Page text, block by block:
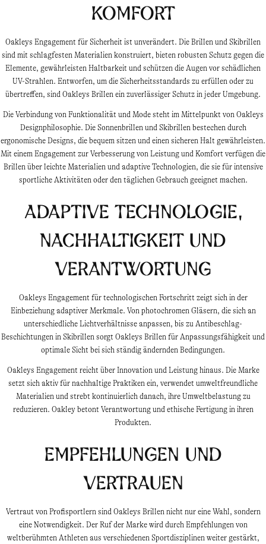
Komfort
Oakleys Engagement für Sicherheit ist unverändert. Die Brillen und Skibrillen
sind mit schlagfesten Materialien konstruiert, bieten robusten Schutz gegen die
Elemente, gewährleisten Haltbarkeit und schützen die Augen vor schädlichen
UV-Strahlen. Entworfen, um die Sicherheitsstandards zu erfüllen oder zu
übertreffen, sind Oakleys Brillen ein zuverlässiger Schutz in jeder Umgebung.
Die Verbindung von Funktionalität und Mode steht im Mittelpunkt von Oakleys
Designphilosophie. Die Sonnenbrillen und Skibrillen bestechen durch
ergonomische Designs, die bequem sitzen und einen sicheren Halt gewährleisten.
Mit einem Engagement zur Verbesserung von Leistung und Komfort verfügen die
Brillen über leichte Materialien und adaptive Technologien, die sie für intensive
sportliche Aktivitäten oder den täglichen Gebrauch geeignet machen.
Adaptive Technologie,
Nachhaltigkeit und
Verantwortung
Oakleys Engagement für technologischen Fortschritt zeigt sich in der
Einbeziehung adaptiver Merkmale. Von photochromen Gläsern, die sich an
unterschiedliche Lichtverhältnisse anpassen, bis zu Antibeschlag-
Beschichtungen in Skibrillen sorgt Oakleys Brillen für Anpassungsfähigkeit und
optimale Sicht bei sich ständig ändernden Bedingungen.
Oakleys Engagement reicht über Innovation und Leistung hinaus. Die Marke
setzt sich aktiv für nachhaltige Praktiken ein, verwendet umweltfreundliche
Materialien und strebt kontinuierlich danach, ihre Umweltbelastung zu
reduzieren. Oakley betont Verantwortung und ethische Fertigung in ihren
Produkten.
Empfehlungen und
Vertrauen
Vertraut von Profisportlern sind Oakleys Brillen nicht nur eine Wahl, sondern
eine Notwendigkeit. Der Ruf der Marke wird durch Empfehlungen von
weltberühmten Athleten aus verschiedenen Sportdisziplinen weiter gestärkt,